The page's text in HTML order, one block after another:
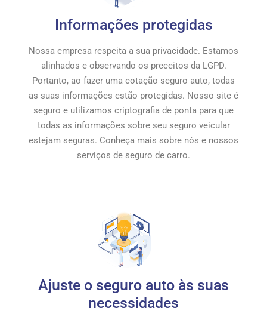
Informações protegidas
Nossa empresa respeita a sua privacidade. Estamos
alinhados e observando os preceitos da LGPD.
Portanto, ao fazer uma cotação seguro auto, todas
as suas informações estão protegidas. Nosso site é
seguro e utilizamos criptografia de ponta para que
todas as informações sobre seu seguro veicular
estejam seguras. Conheça mais sobre nós e nossos
serviços de seguro de carro.
Ajuste o seguro auto às suas
necessidades